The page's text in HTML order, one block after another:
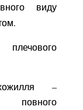
виду
–
повного